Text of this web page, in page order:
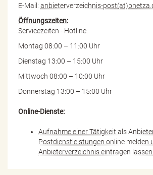
E-Mail: anbieterverzeichnis-
Öffnungszeiten:
Servicezeiten - Hotline:
Montag 08:00 – 11:00 Uhr
Dienstag 13:00 – 15:00 Uhr
Mittwoch 08:00 – 10:00 Uhr
Donnerstag 13:00 – 15:00 Uhr
Online-Dienste:
Aufnahme einer Tätigkeit als
Postdienstleistungen online melden
Anbieterverzeichnis eintragen lassen